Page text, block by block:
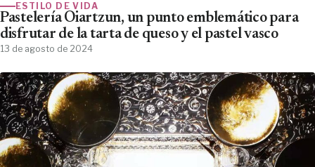
ESTILO DE VIDA
Pastelería Oiartzun, un punto emblemático para
disfrutar de la tarta de queso y el pastel vasco
13 de agosto de 2024